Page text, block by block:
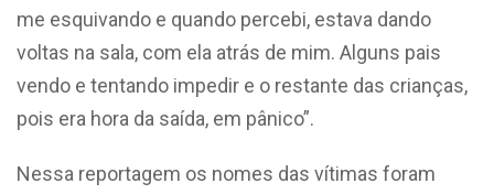
me esquivando e quando percebi, estava dando
voltas na sala, com ela atrás de mim. Alguns pais
vendo e tentando impedir e o restante das crianças,
pois era hora da saída, em pânico”.
Nessa reportagem os nomes das vítimas foram